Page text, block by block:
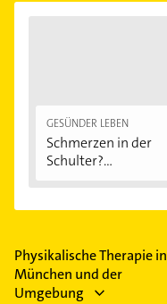
GESÜNDER LEBEN
Schmerzen in der
Schulter?
Physikalische Therapie in
München und der
Umgebung